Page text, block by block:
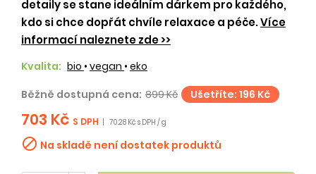
detaily se stane ideálním dárkem pro každého,
kdo si chce dopřát chvíle relaxace a péče.Více
informací naleznete zde >>
Kvalita: bio • vegan • eko
Běžně dostupná cena: 899 Kč Ušetříte: 196 Kč
703 Kč S DPH 70.28 Kč s DPH / g
 Na skladě není dostatek produktů